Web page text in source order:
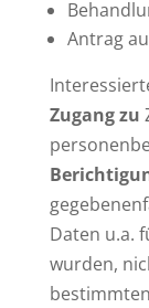
Antrag
Zugang zu
Daten u.a.
wurden,